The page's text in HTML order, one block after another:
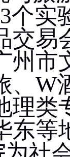
3个实
交易
州市
W
理类
东等